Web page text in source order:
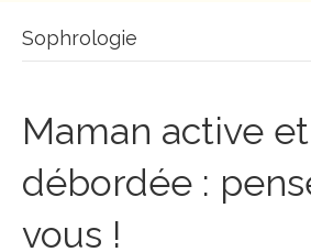
Sophrologie
Maman active et
débordée :
vous !